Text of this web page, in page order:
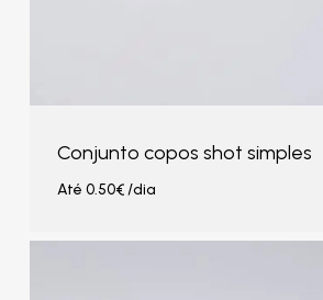
Conjunto copos shot simples
Até 0.50€/dia